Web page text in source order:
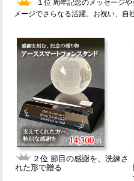
１位 周年記念のメッセージ
メージでさらなる活躍。お祝い、自
２位 節目の感謝を、洗練さ
れた形で贈る